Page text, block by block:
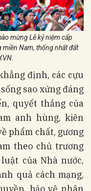
mừng Lễ kỷ niệm cấp
miền Nam, thống nhất đất
.
định, các cựu
sao xứng đáng
quyết thắng của
anh hùng, kiên
phẩm chất, gương
theo chủ trương
của Nhà nước,
quả cách mạng,